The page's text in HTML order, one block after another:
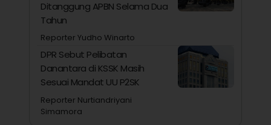
Ditanggung APBN Selama Dua
Tahun
Reporter Yudho Winarto
DPR Sebut Pelibatan
Danantara di KSSK Masih
Sesuai Mandat UU P2SK
Reporter Nurtiandriyani
Simamora